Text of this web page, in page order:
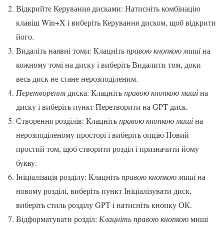
Відкрийте Керування дисками: Натисніть комбінацію
клавіш Win+X і виберіть Керування диском, щоб відкрити
його.
Видаліть наявні томи: Клацнітьправою кнопкою мишіна
кожному томі на диску і виберіть Видалити том, доки
весь диск не стане нерозподіленим.
Перетворення диска: Клацнітьправою кнопкою мишіна
диску і виберіть пункт Перетворити на GPT-диск.
Створення розділів: Клацнітьправою кнопкою мишіна
нерозподіленому просторі і виберіть опцію Новий
простий том, щоб створити розділ і призначити йому
букву.
Ініціалізація розділу: Клацнітьправою кнопкою мишіна
новому розділі, виберіть пункт Ініціалізувати диск,
виберіть стиль розділу GPT і натисніть кнопку ОК.
Відформатувати розділ: Клацніть правою кнопкоюмиші